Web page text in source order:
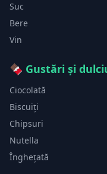
Suc
Bere
Vin
🍫 Gustări și
Ciocolată
Biscuiți
Chipsuri
Nutella
Înghețată